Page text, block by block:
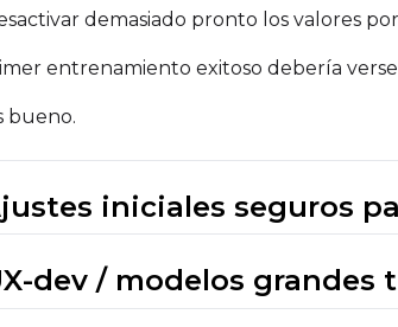
demasiado pronto los valores
entrenamiento exitoso debería
bueno.
iniciales seguros
dev / modelos grandes